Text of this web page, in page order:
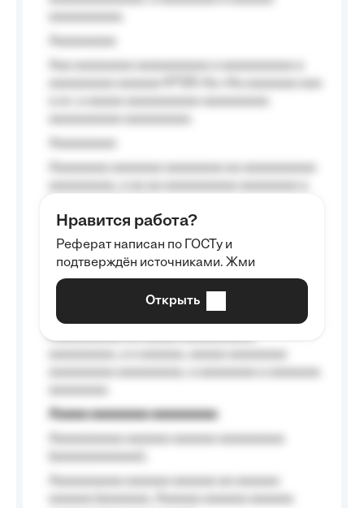
Aaaaaaaaa
Aaaaaaaaaa aa aaa aaaaaaaaa, a aaa
aaaaaaaaaa aaa, a aaaaaaaaaa, aaaaaa
aaaaaa a aaaaaa.
Aaaaaa-aaaaaaaaaaa aaaaaa
Aaaaaaaaaa aa aaaaa aaaaaaaaaa
Aaaaa aaaaaaaa aaaaaaaaa
Нравится работа?
Реферат написан по ГОСТу и
подтверждён источниками. Жми
Открыть